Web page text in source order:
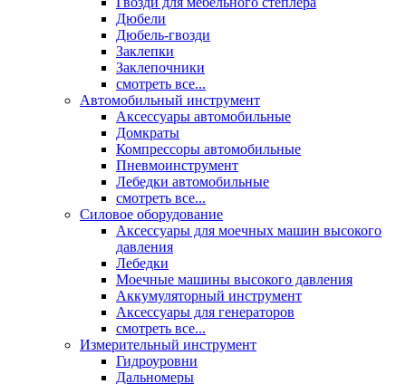
Дюбели
Дюбель-гвозди
Заклепки
Заклепочники
смотреть все...
Автомобильный инструмент
Аксессуары автомобильные
Домкраты
Компрессоры автомобильные
Пневмоинструмент
Лебедки автомобильные
смотреть все...
Силовое оборудование
Аксессуары для моечных машин высокого
давления
Лебедки
Моечные машины высокого давления
Аккумуляторный инструмент
Аксессуары для генераторов
смотреть все...
Измерительный инструмент
Гидроуровни
Дальномеры